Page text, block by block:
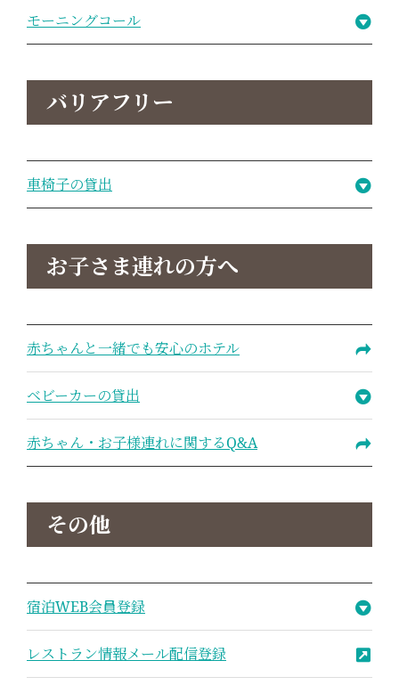
モーニングコール
バリアフリー
車椅子の貸出
お子さま連れの方へ
赤ちゃんと一緒でも安心のホテル
ベビーカーの貸出
赤ちゃん・お子様連れに関するQ&A
その他
宿泊WEB会員登録
レストラン情報メール配信登録